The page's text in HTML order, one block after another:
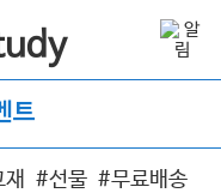
트
#선물 #무료배송